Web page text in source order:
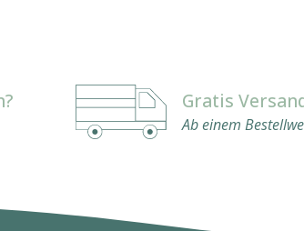
Gratis
Ab einem